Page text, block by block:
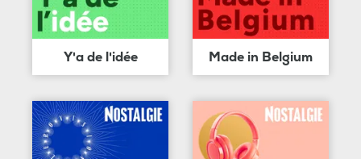
Y'a de l'idée Made in Belgium